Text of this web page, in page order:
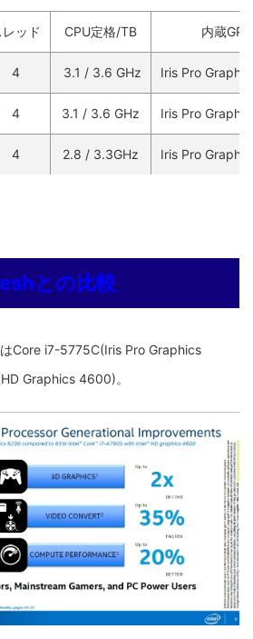
レッド CPU定格/TB 内蔵GPU
4 3.1 / 3.6 GHz Iris Pro
4 3.1 / 3.6 GHz Iris Pro
4 2.8 / 3.3GHz Iris Pro
との比較
Core i7-5775C(Iris Pro Graphics
Graphics 4600)。